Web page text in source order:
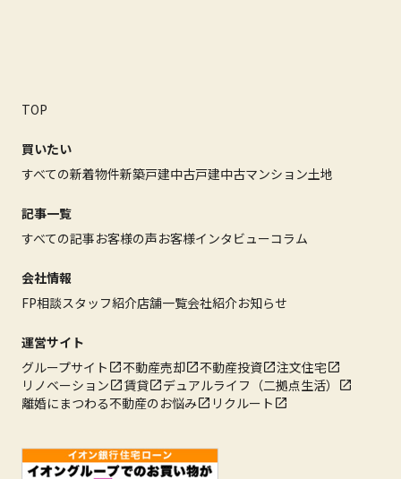
TOP
買いたい
すべての新着物件新築戸建中古戸建中古マンション土地
記事一覧
すべての記事お客様の声お客様インタビューコラム
会社情報
FP相談スタッフ紹介店舗一覧会社紹介お知らせ
運営サイト
グループサイト
不動産売却 不動産投資
注文住宅
リノベーション
賃貸
デュアルライフ（二拠点生活）
離婚にまつわる不動産のお悩み
リクルート